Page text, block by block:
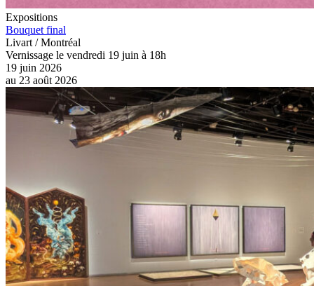
Expositions
Bouquet final
Livart / Montréal
Vernissage le vendredi 19 juin à 18h
19 juin 2026
au 23 août 2026